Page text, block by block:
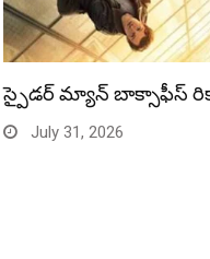
స్పైడర్ మ్యాన్ బాక్సాఫీస్
July 31, 2026